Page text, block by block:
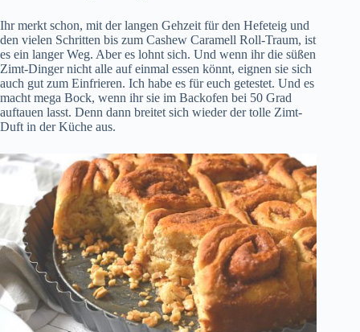
Ihr merkt schon, mit der langen Gehzeit für den Hefeteig und
den vielen Schritten bis zum Cashew Caramell Roll-Traum, ist
es ein langer Weg. Aber es lohnt sich. Und wenn ihr die süßen
Zimt-Dinger nicht alle auf einmal essen könnt, eignen sie sich
auch gut zum Einfrieren. Ich habe es für euch getestet. Und es
macht mega Bock, wenn ihr sie im Backofen bei 50 Grad
auftauen lasst. Denn dann breitet sich wieder der tolle Zimt-
Duft in der Küche aus.